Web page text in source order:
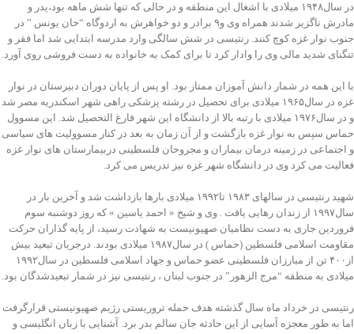
در سال۱۹۴۸ میلادى با اشغال این منطقه و در حالی که تنها شش ماهه بود،پدر و
مادرش ناگزیر شدند همراه وى و۹ برادر و دو خواهرش به اردوگاه “خان یونس ” در
جنوب نوار غزه کوچ کنند. رنتیسی در شش سالگی وارد مدرسه ابتدایی شد اما فقر و
تنگناى شدید مالی وى را وادار کرد تا براى کمک به خانواده به دست فروشی روى آورد.
با این همه در شمار دانش آموزان ممتاز بود. او پس از پایان دوران دبیرستان در نوار
غزه در سال۱۹۶۵ میلادى براى تحصیل در رشته پزشکی راهی شهر اسکندریه مصر شد
و در سال۱۹۷۶ میلادى با رتبه بالا از دانشگاه این شهر فارغ التحصیل شد. این مسوول
حماس سپس به نوار غزه بازگشت و از آن زمان به بعد در کنار مسوولیت هاى سیاسی
و اجتماعی در زمینه درمان بیماران و مجروحان فلسطینی دربیمارستان هاى نوار غزه
فعالیت می کرد وى در دانشگاه شهر غزه نیز تدریس می کرد.
شهید رنتیسی در سالهاى ۱۹۸۳ تا۱۹۹۲ میلادى بارها بازداشت شد و آخرین بار در
سال۱۹۹۷ از زندان رهایی یافت . وى و شیخ « احمد یاسین » که روز دوشنبه سوم
فروردین جارى به دست نظامیان صهیونیست به شهادت رسید، از پایه گذاران حرکت
مقاومت اسلامی فلسطین (حماس ) در سال۱۹۸۷ میلادى بودند. درجریان تبعید بیش
از۴۰۰ تن از مبارزان فلسطینی عضو حماس و جهاد اسلامی فلسطین در سال۱۹۹۲
میلادى به منطقه “مرج الزهور” در جنوب لبنان ، رنتیسی نیز در شمار تبعیدشدگان بود.
رنتیسی در خرداد ماه سال گذشته هدف حمله تروریستی رژیم صهیونیستی قرارگرفت
اما به طور معجزه آسایی از این حادثه جان سالم بدر برد. آشنایی با زبان انگلیسی و